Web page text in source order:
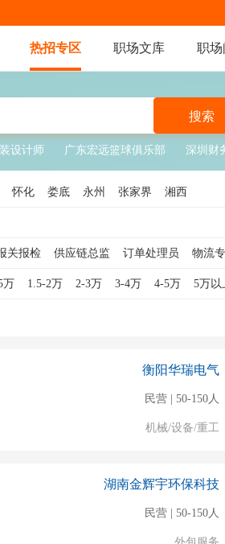
热招专区 职场文库 职
搜索
设计师 广东宏远篮球俱乐部 深圳财
怀化 娄底 永州 张家界 湘西
关报检 供应链总监 订单处理员 物流
供应链专员 供应链主管 仓库经理
万 1.5-2万 2-3万 3-4万 4-5万 5万以
衡阳华瑞电气
民营 | 50-150人
机械/设备/重工
湖南金辉宇环保科技
民营 | 50-150人